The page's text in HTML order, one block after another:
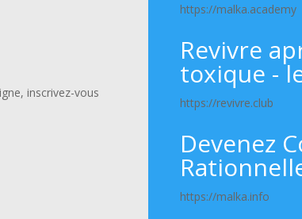
inscrivez-vous
https://malka.academy
Revivre
toxique -
https://revivre.club
Devenez
https://malka.info